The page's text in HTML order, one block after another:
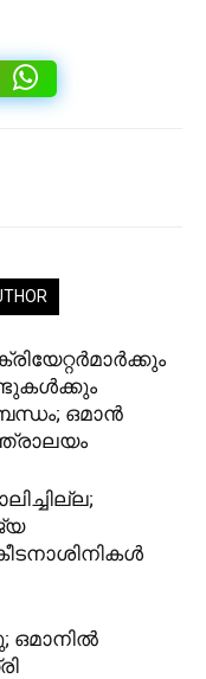
ഒമാൻ
ഒമാനിൽ